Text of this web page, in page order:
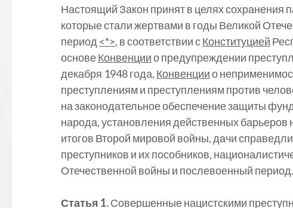
Настоящий Закон принят в целях сохранения
которые стали жертвами в годы Великой
период <*>, в соответствии сКонституцией
основеКонвенциио предупреждении
декабря 1948 года, Конвенциио
преступлениям и преступлениям против
на законодательное обеспечение защиты
народа, установления действенных
итогов Второй мировой войны, дачи
преступников и их пособников,
Отечественной войны и послевоенный период.
Статья 1.Совершенные нацистскими